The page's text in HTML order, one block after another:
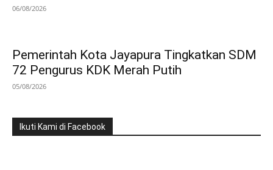
06/08/2026
Pemerintah Kota Jayapura Tingkatkan SDM
72 Pengurus KDK Merah Putih
05/08/2026
Ikuti Kami di Facebook